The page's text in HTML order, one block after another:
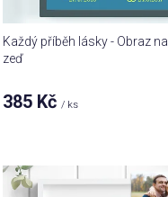
d
u
k
ů
Každý příběh lásky - Obraz na
zeď
385 Kč/ ks